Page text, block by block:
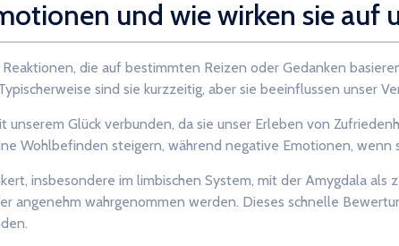
und wie wirken sie auf
die auf bestimmten Reizen oder Gedanken
sind sie kurzzeitig, aber sie beeinflussen unser
Glück verbunden, da sie unser Erleben von
Wohlbefinden steigern, während negative Emotionen, wenn
insbesondere im limbischen System, mit der Amygdala
angenehm wahrgenommen werden. Dieses schnelle